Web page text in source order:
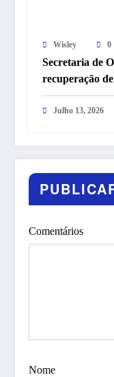
Wisley 0
Secretaria de
recuperação
Julho 13, 2026
Comentários
Nome